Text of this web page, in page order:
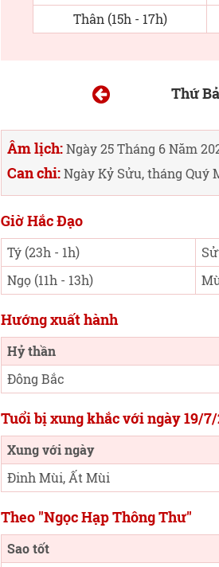
Thân (15h - 17h)
Thứ
Âm lịch:Ngày 25 Tháng 6 Năm
Can chi:Ngày Kỷ Sửu, tháng Quý
Giờ Hắc Đạo
Tý (23h - 1h)
Ngọ (11h - 13h)
Hướng xuất hành
Hỷ thần
Đông Bắc
Tuổi bị xung khắc với ngày 19/
Xung với ngày
Đinh Mùi, Ất Mùi
Theo "Ngọc Hạp Thông Thư"
Sao tốt